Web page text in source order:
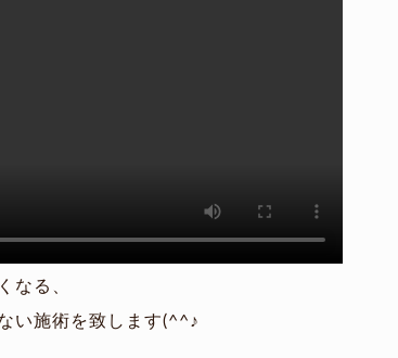
なる、
い施術を致します(^^♪